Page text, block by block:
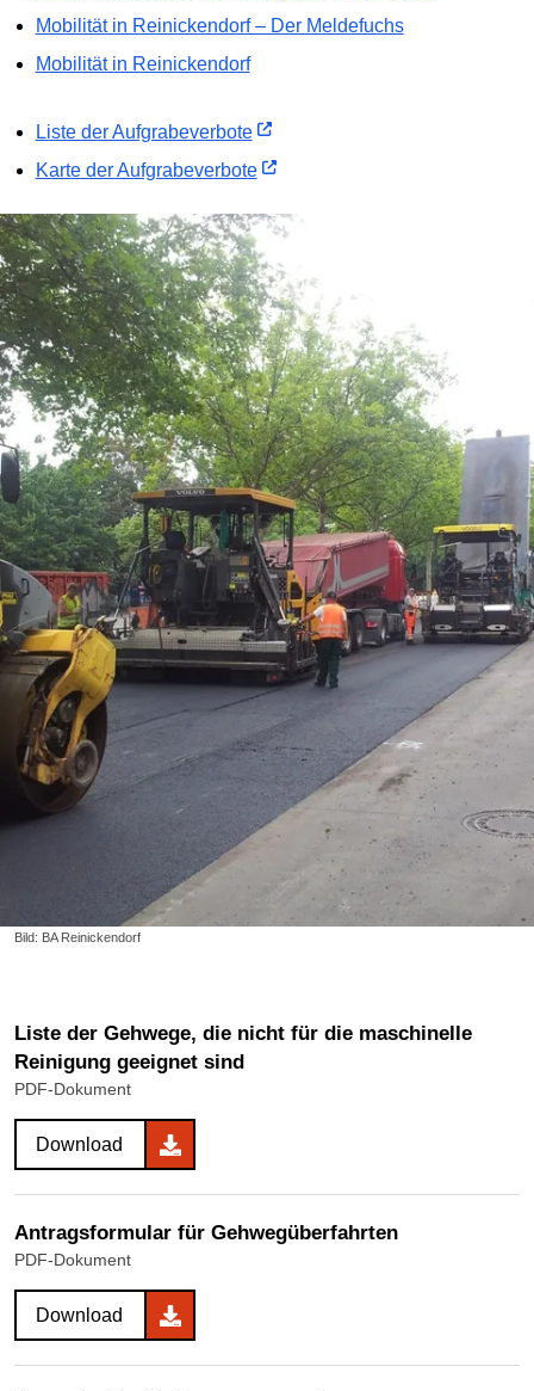
Bild: BA Reinickendorf
Mobilität in Reinickendorf – Der Meldefuchs
Mobilität in Reinickendorf
Liste der Aufgrabeverbote
Karte der Aufgrabeverbote
Liste der Gehwege, die nicht für die maschinelle
Reinigung geeignet sind
PDF-Dokument
Download
Antragsformular für Gehwegüberfahrten
PDF-Dokument
Download